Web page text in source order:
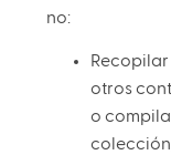
no:
otros
o